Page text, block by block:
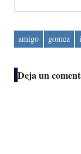
amigo gomez
Deja un